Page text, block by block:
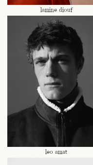
lamine diouf
leo amat